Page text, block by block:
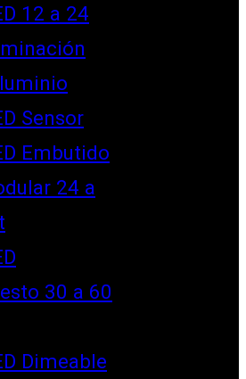
12 a 24
Sensor
Embutido
24 a
30 a 60
Dimeable